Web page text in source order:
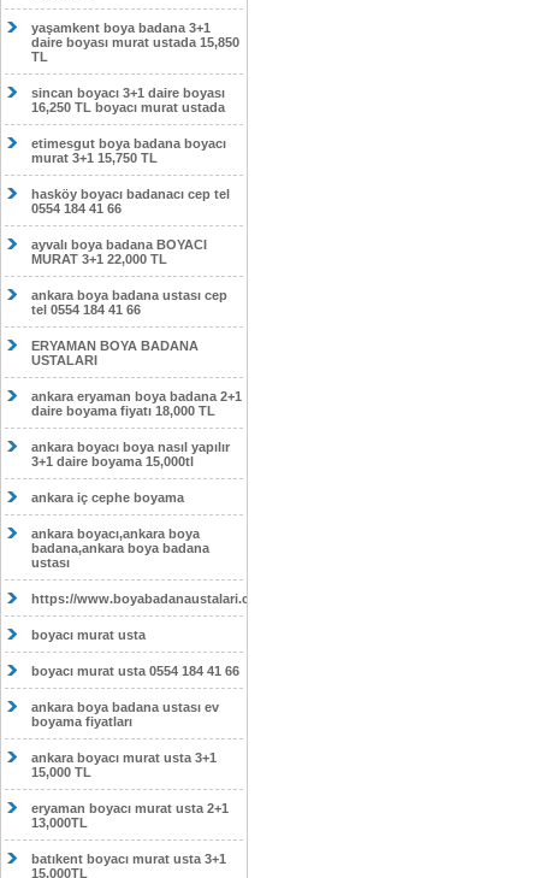
yaşamkent boya badana 3+1
daire boyası murat ustada 15,850
TL
sincan boyacı 3+1 daire boyası
16,250 TL boyacı murat ustada
etimesgut boya badana boyacı
murat 3+1 15,750 TL
hasköy boyacı badanacı cep tel
0554 184 41 66
ayvalı boya badana BOYACI
MURAT 3+1 22,000 TL
ankara boya badana ustası cep
tel 0554 184 41 66
ERYAMAN BOYA BADANA
USTALARI
ankara eryaman boya badana 2+1
daire boyama fiyatı 18,000 TL
ankara boyacı boya nasıl yapılır
3+1 daire boyama 15,000tl
ankara iç cephe boyama
ankara boyacı,ankara boya
badana,ankara boya badana
ustası
https://www.boyabadanaustalari.com/
boyacı murat usta
boyacı murat usta 0554 184 41 66
ankara boya badana ustası ev
boyama fiyatları
ankara boyacı murat usta 3+1
15,000 TL
eryaman boyacı murat usta 2+1
13,000TL
batıkent boyacı murat usta 3+1
15,000TL